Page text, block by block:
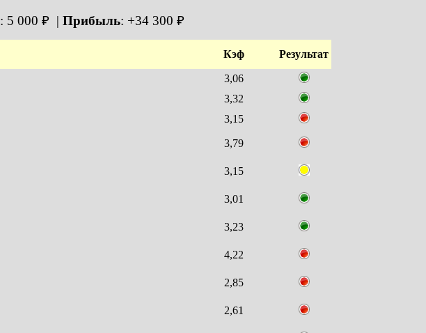
: 5 000 ₽ | Прибыль: +34 300 ₽
Кэф Результат
3,06
3,32
3,15
3,79
3,15
3,01
3,23
4,22
2,85
2,61